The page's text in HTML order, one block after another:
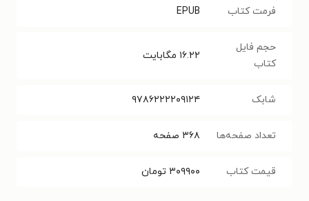
فرمت کتاب EPUB
حجم فایل
کتاب
۱۶.۲۲ مگابایت
شابک ۹۷۸۶۲۲۲۲۰۹۱۲۴
تعداد صفحه‌ها ۳۶۸ صفحه
قیمت کتاب ۳۰۹۹۰۰ تومان